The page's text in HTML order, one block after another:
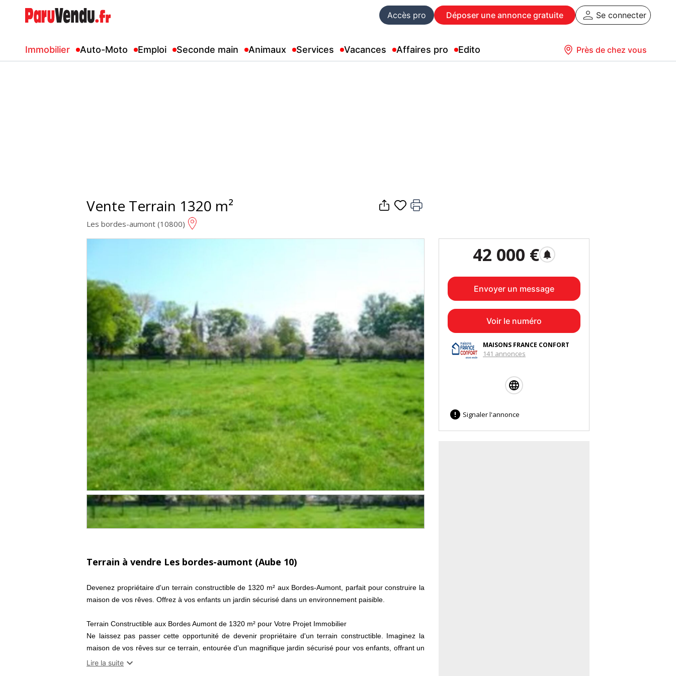
Accès pro Déposer une annonce gratuite Se connecter
Immobilier Auto-Moto Emploi Seconde main Animaux Services Vacances Affaires pro Edito Près de chez vous
Vente Terrain 1320 m²
Les bordes-aumont (10800)
Terrain à vendre Les bordes-aumont (Aube 10)
Devenez propriétaire d'un terrain constructible de 1320 m² aux Bordes-Aumont, parfait pour construire la
maison de vos rêves. Offrez à vos enfants un jardin sécurisé dans un environnement paisible.
Terrain Constructible aux Bordes Aumont de 1320 m² pour Votre Projet Immobilier
Ne laissez pas passer cette opportunité de devenir propriétaire d'un terrain constructible. Imaginez la
maison de vos rêves sur ce terrain, entourée d'un magnifique jardin sécurisé pour vos enfants, offrant un
espace paisible où ils pourront jouer en toute tranquillité. Si la construction de votre propre maison est
Lire la suite 
42 000 € notifications
Envoyer un message
Voir le numéro
MAISONS FRANCE CONFORT
141 annonces
 Signaler l'annonce